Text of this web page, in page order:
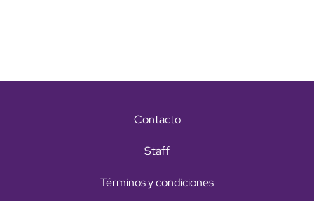
Contacto
Staff
Términos y condiciones